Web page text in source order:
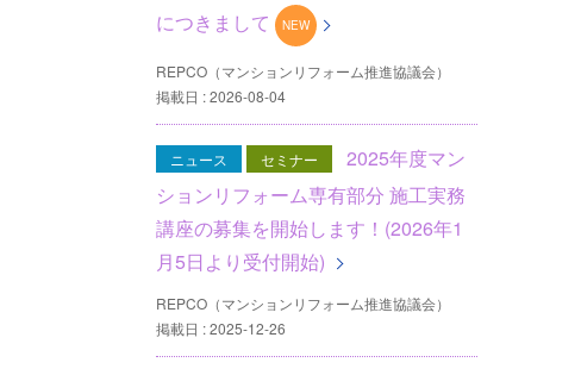
につきまして
REPCO（マンションリフォーム推進協議会）
掲載日 : 2026-08-04
ニュース セミナー
2025年度マン
ションリフォーム専有部分 施工実務
講座の募集を開始します！(2026年1
月5日より受付開始)
REPCO（マンションリフォーム推進協議会）
掲載日 : 2025-12-26